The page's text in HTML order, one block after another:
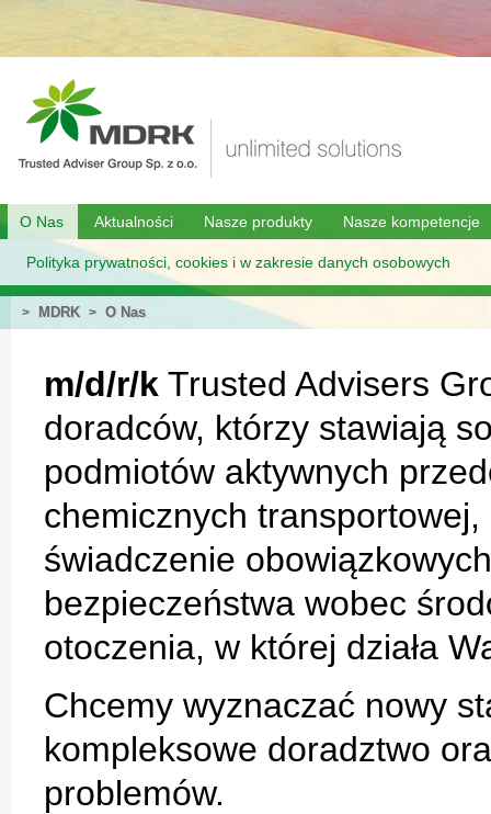
O Nas Aktualności Nasze produkty Nasze kompetencje
Polityka prywatności, cookies i w zakresie danych osobowych
> MDRK > O Nas
m/d/r/k Trusted Advisers
doradców, którzy stawiają
podmiotów aktywnych
chemicznych
świadczenie
bezpieczeństwa wobec
otoczenia, w której działa
Chcemy wyznaczać nowy
kompleksowe doradztwo
problemów.